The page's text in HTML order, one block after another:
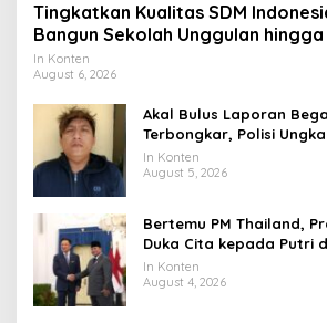
Tingkatkan Kualitas SDM
Bangun Sekolah Unggulan
Universitas Terbaik Dunia
In Konten
August 6, 2026
Akal Bulus Laporan
Terbongkar, Polisi
Uang Perusahaan untuk
In Konten
August 5, 2026
Bertemu PM Thailand,
Duka Cita kepada Putri
Tahun ke Raja Thailand
In Konten
August 4, 2026